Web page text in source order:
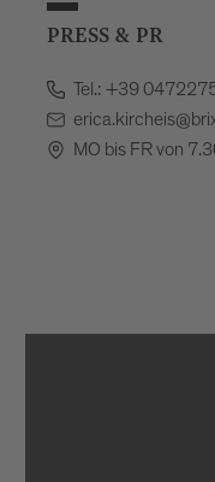
PRESS & PR
Tel.: +39
MO bis FR von